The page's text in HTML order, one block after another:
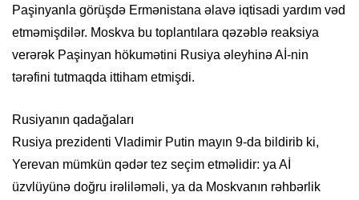
Paşinyanla görüşdə Ermənistana əlavə iqtisadi yardım vəd
etməmişdilər. Moskva bu toplantılara qəzəblə reaksiya
verərək Paşinyan hökumətini Rusiya əleyhinə Aİ-nin
tərəfini tutmaqda ittiham etmişdi.
Rusiyanın qadağaları
Rusiya prezidenti Vladimir Putin mayın 9-da bildirib ki,
Yerevan mümkün qədər tez seçim etməlidir: ya Aİ
üzvlüyünə doğru irəliləməli, ya da Moskvanın rəhbərlik